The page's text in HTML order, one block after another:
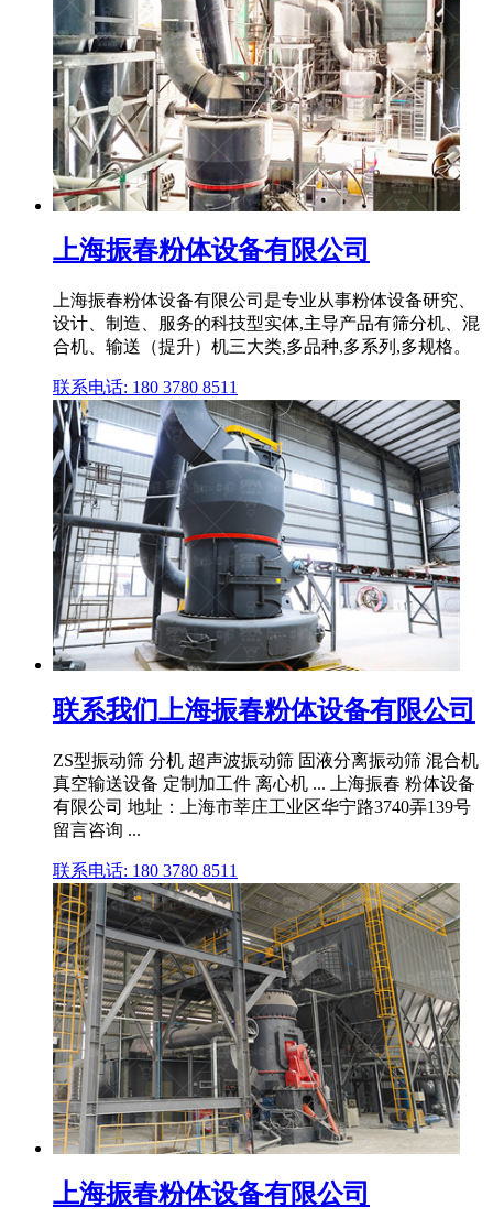
上海振春粉体设备有限公司
上海振春粉体设备有限公司是专业从事粉体设备研究、
设计、制造、服务的科技型实体,主导产品有筛分机、混
合机、输送（提升）机三大类,多品种,多系列,多规格。
联系电话: 180 3780 8511
联系我们上海振春粉体设备有限公司
ZS型振动筛 分机 超声波振动筛 固液分离振动筛 混合机
真空输送设备 定制加工件 离心机 ... 上海振春 粉体设备
有限公司 地址：上海市莘庄工业区华宁路3740弄139号
留言咨询 ...
联系电话: 180 3780 8511
上海振春粉体设备有限公司